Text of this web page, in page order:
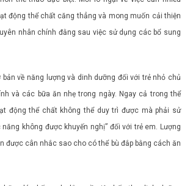
động thể chất căng thẳng và mong muốn cải thiện
nhân chính đằng sau việc sử dụng các bổ sung
về năng lượng và dinh dưỡng đối với trẻ nhỏ chủ
và các bữa ăn nhẹ trong ngày. Ngay cả trong thể
động thể chất không thể duy trì được mà phải sử
không được khuyến nghị” đối với trẻ em. Lượng
được cân nhắc sao cho có thể bù đắp bằng cách ăn